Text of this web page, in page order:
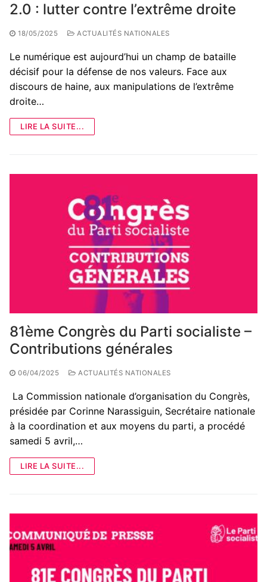
2.0 : lutter contre l’extrême droite
18/05/2025 ACTUALITÉS NATIONALES
Le numérique est aujourd’hui un champ de bataille
décisif pour la défense de nos valeurs. Face aux
discours de haine, aux manipulations de l’extrême
droite…
LIRE LA SUITE...
81ème Congrès du Parti socialiste –
Contributions générales
06/04/2025 ACTUALITÉS NATIONALES
La Commission nationale d’organisation du Congrès,
présidée par Corinne Narassiguin, Secrétaire nationale
à la coordination et aux moyens du parti, a procédé
samedi 5 avril,…
LIRE LA SUITE...